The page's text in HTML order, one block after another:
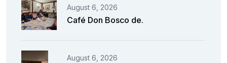
August 6, 2026
Café Don Bosco de.
August 6, 2026